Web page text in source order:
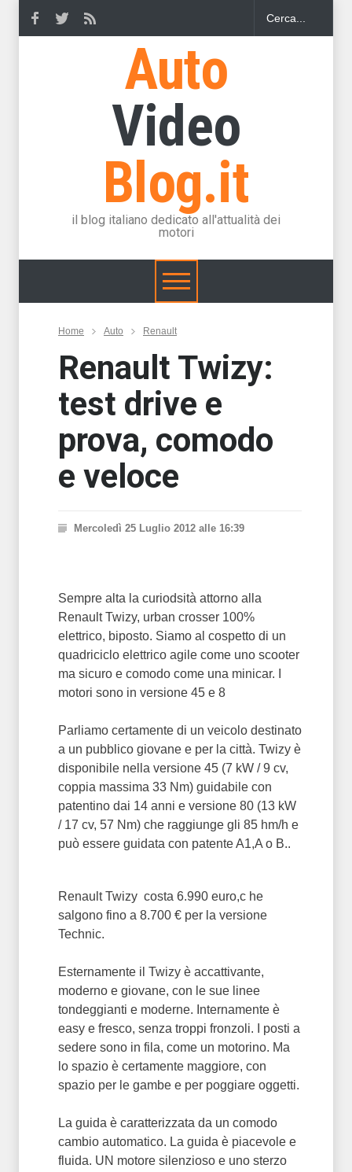
Auto
Video
Blog.it
il blog italiano dedicato all'attualità dei
motori
Home Auto Renault
Renault Twizy:
test drive e
prova, comodo
e veloce
Mercoledì 25 Luglio 2012 alle 16:39
Sempre alta la curiodsità attorno alla
Renault Twizy, urban crosser 100%
elettrico, biposto. Siamo al cospetto di un
quadriciclo elettrico agile come uno scooter
ma sicuro e comodo come una minicar. I
motori sono in versione 45 e 8
Parliamo certamente di un veicolo destinato
a un pubblico giovane e per la città. Twizy è
disponibile nella versione 45 (7 kW / 9 cv,
coppia massima 33 Nm) guidabile con
patentino dai 14 anni e versione 80 (13 kW
/ 17 cv, 57 Nm) che raggiunge gli 85 hm/h e
può essere guidata con patente A1,A o B..
Renault Twizy costa 6.990 euro,c he
salgono fino a 8.700 € per la versione
Technic.
Esternamente il Twizy è accattivante,
moderno e giovane, con le sue linee
tondeggianti e moderne. Internamente è
easy e fresco, senza troppi fronzoli. I posti a
sedere sono in fila, come un motorino. Ma
lo spazio è certamente maggiore, con
spazio per le gambe e per poggiare oggetti.
La guida è caratterizzata da un comodo
cambio automatico. La guida è piacevole e
fluida. UN motore silenzioso e uno sterzo